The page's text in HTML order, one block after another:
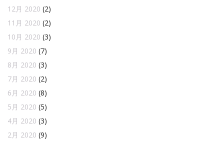
12月 2020 (2)
11月 2020 (2)
10月 2020 (3)
9月 2020 (7)
8月 2020 (3)
7月 2020 (2)
6月 2020 (8)
5月 2020 (5)
4月 2020 (3)
2月 2020 (9)